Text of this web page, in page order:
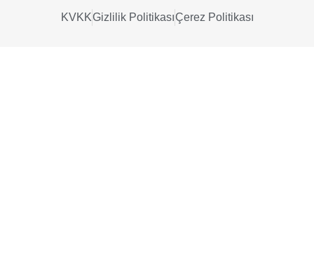
KVKKGizlilik PolitikasıÇerez Politikası